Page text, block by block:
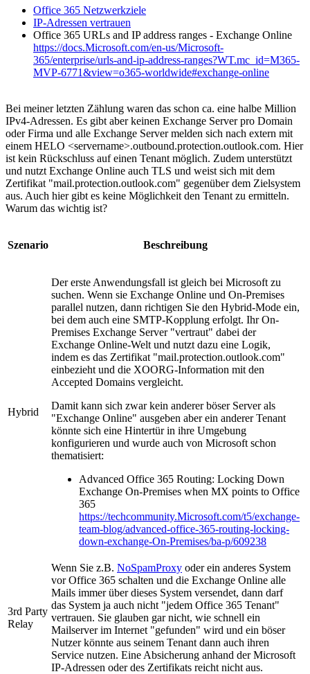
Office 365 Netzwerkziele
IP-Adressen vertrauen
Office 365 URLs and IP address ranges - Exchange Online
https://docs.Microsoft.com/en-us/Microsoft-
365/enterprise/urls-and-ip-address-ranges?WT.mc_id=M365-
MVP-6771&view=o365-worldwide#exchange-online
Bei meiner letzten Zählung waren das schon ca. eine halbe Million
IPv4-Adressen. Es gibt aber keinen Exchange Server pro Domain
oder Firma und alle Exchange Server melden sich nach extern mit
einem HELO <servername>.outbound.protection.outlook.com. Hier
ist kein Rückschluss auf einen Tenant möglich. Zudem unterstützt
und nutzt Exchange Online auch TLS und weist sich mit dem
Zertifikat "mail.protection.outlook.com" gegenüber dem Zielsystem
aus. Auch hier gibt es keine Möglichkeit den Tenant zu ermitteln.
Warum das wichtig ist?
Szenario Beschreibung
Hybrid
Der erste Anwendungsfall ist gleich bei Microsoft zu
suchen. Wenn sie Exchange Online und On-Premises
parallel nutzen, dann richtigen Sie den Hybrid-Mode ein,
bei dem auch eine SMTP-Kopplung erfolgt. Ihr On-
Premises Exchange Server "vertraut" dabei der
Exchange Online-Welt und nutzt dazu eine Logik,
indem es das Zertifikat "mail.protection.outlook.com"
einbezieht und die XOORG-Information mit den
Accepted Domains vergleicht.
Damit kann sich zwar kein anderer böser Server als
"Exchange Online" ausgeben aber ein anderer Tenant
könnte sich eine Hintertür in ihre Umgebung
konfigurieren und wurde auch von Microsoft schon
thematisiert:
Advanced Office 365 Routing: Locking Down
Exchange On-Premises when MX points to Office
365
https://techcommunity.Microsoft.com/t5/exchange-
team-blog/advanced-office-365-routing-locking-
down-exchange-On-Premises/ba-p/609238
3rd Party
Relay
Wenn Sie z.B. NoSpamProxy oder ein anderes System
vor Office 365 schalten und die Exchange Online alle
Mails immer über dieses System versendet, dann darf
das System ja auch nicht "jedem Office 365 Tenant"
vertrauen. Sie glauben gar nicht, wie schnell ein
Mailserver im Internet "gefunden" wird und ein böser
Nutzer könnte aus seinem Tenant dann auch ihren
Service nutzen. Eine Absicherung anhand der Microsoft
IP-Adressen oder des Zertifikats reicht nicht aus.